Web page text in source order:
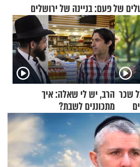
של פעם: בניינה של ירושלים
שכר הרב, יש לי שאלה: איך
מתכוננים לשבת?